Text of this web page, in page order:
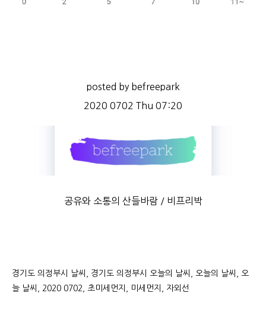
posted by befreepark
2020 0702 Thu 07:20
공유와 소통의 산들바람 / 비프리박
경기도 의정부시 날씨, 경기도 의정부시 오늘의 날씨, 오늘의 날씨, 오
늘 날씨, 2020 0702, 초미세먼지, 미세먼지, 자외선